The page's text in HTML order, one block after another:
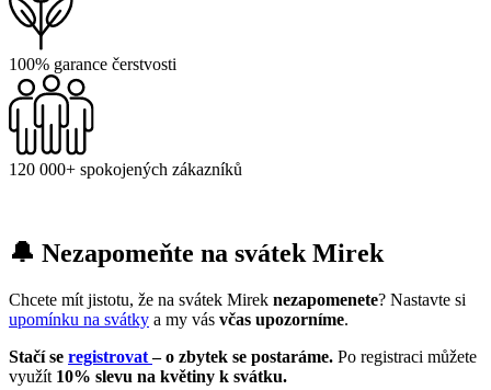
100% garance čerstvosti
120 000+ spokojených zákazníků
🔔 Nezapomeňte na svátek Mirek
Chcete mít jistotu, že na svátek Mirek nezapomenete? Nastavte si
upomínku na svátky a my vás včas upozorníme.
Stačí se registrovat– o zbytek se postaráme. Po registraci můžete
využít 10% slevu na květiny k svátku.